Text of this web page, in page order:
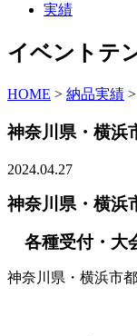
実績
イベントテ
HOME > 納品実績 >
神奈川県・横浜
2024.04.27
神奈川県・横浜
各種受付・大
神奈川県・横浜市